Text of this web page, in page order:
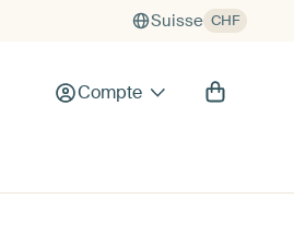
Suisse CHF
Compte